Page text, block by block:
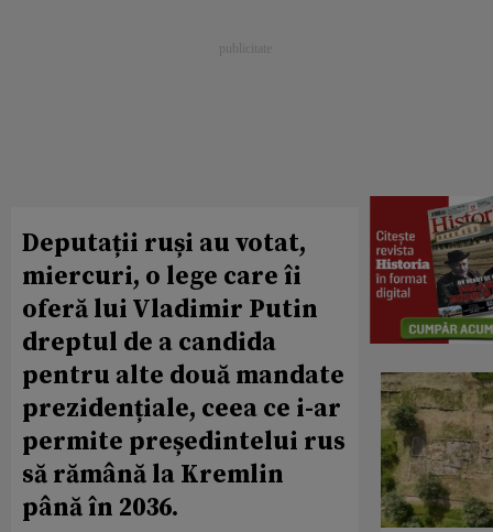
Deputații ruși au votat,
miercuri, o lege care îi
oferă lui Vladimir Putin
dreptul de a candida
pentru alte două mandate
prezidențiale, ceea ce i-ar
permite președintelui rus
să rămână la Kremlin
până în 2036.